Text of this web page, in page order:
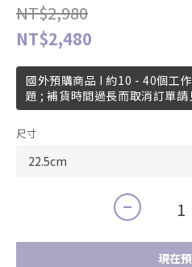
NT$2,980
NT$2,480
國外預購商品 I 約10 - 40個工
題 ; 補貨時間過長而取消訂單請
尺寸
現在